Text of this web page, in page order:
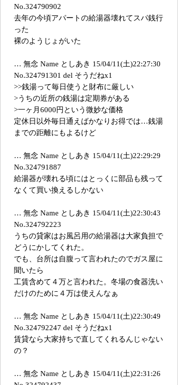
No.324790902
去年の今頃アパートの給湯器壊れてスパ銭行
った
裸のようじょがいた
… 無念 Name としあき 15/04/11(土)22:27:30
No.324791301 del そうだねx1
>>銭湯って毎日使うと財布に厳しい
>うちの近所の銭湯は定期券がある
>一ヶ月6000円という微妙な価格
定休日以外毎日通えばかなりお得では…銭湯
までの距離にもよるけど
… 無念 Name としあき 15/04/11(土)22:29:29
No.324791887
給湯器が壊れる頃にはとっくに部品も残って
なくて買い換えるしかない
… 無念 Name としあき 15/04/11(土)22:30:43
No.324792223
うちの貸家はお風呂用の給湯器は大家負担で
どうにかしてくれた。
でも、台所は自腹って言われたのでガス屋に
聞いたら
工賃含めて４万と言われた。冬場の食器洗い
だけのために４万は使えんなぁ
… 無念 Name としあき 15/04/11(土)22:30:49
No.324792247 del そうだねx1
賃貸なら大家持ちで直してくれるんじゃない
の？
… 無念 Name としあき 15/04/11(土)22:31:26